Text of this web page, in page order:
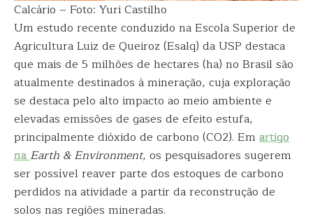
Calcário – Foto: Yuri Castilho
Um estudo recente conduzido na Escola Superior de
Agricultura Luiz de Queiroz (Esalq) da USP destaca
que mais de 5 milhões de hectares (ha) no Brasil são
atualmente destinados à mineração, cuja exploração
se destaca pelo alto impacto ao meio ambiente e
elevadas emissões de gases de efeito estufa,
principalmente dióxido de carbono (CO2). Em artigo
naEarth & Environment, os pesquisadores sugerem
ser possível reaver parte dos estoques de carbono
perdidos na atividade a partir da reconstrução de
solos nas regiões mineradas.